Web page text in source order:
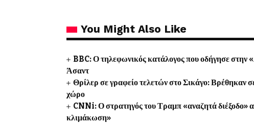
You Might Also Like
BBC: Ο τηλεφωνικός κατάλογος που οδήγησε στην
Άσαντ
Θρίλερ σε γραφείο τελετών στο Σικάγο:
χώρο
CNNi: Ο στρατηγός του Τραμπ «αναζητά διέξοδο»
κλιμάκωση»